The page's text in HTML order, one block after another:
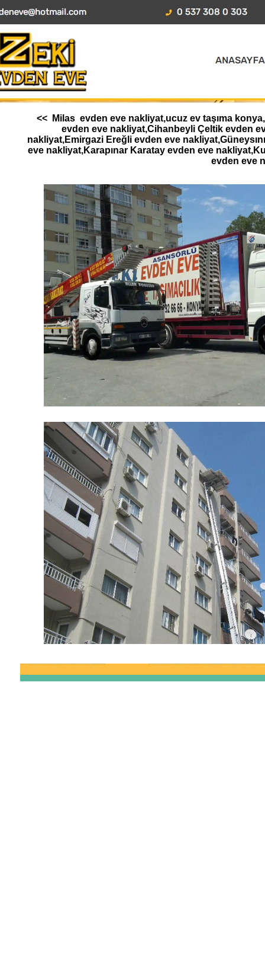
<< Milas evden eve nakliyat,ucuz ev taşıma
evden eve nakliyat,Cihanbeyli Çeltik evden
nakliyat,Emirgazi Ereğli evden eve
eve nakliyat,Karapınar Karatay evden eve
evden eve